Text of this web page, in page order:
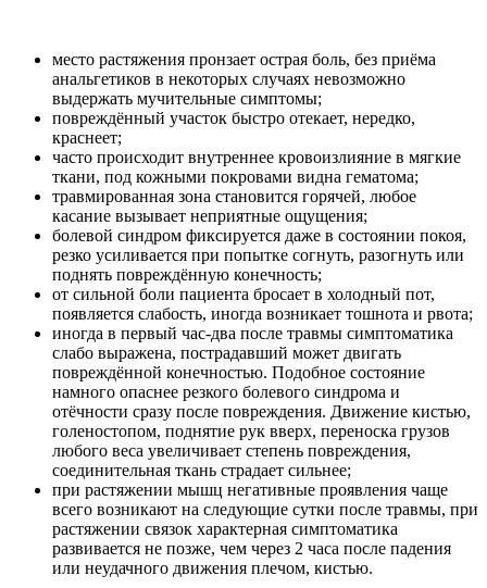
место растяжения пронзает острая боль, без приёма
анальгетиков в некоторых случаях невозможно
выдержать мучительные симптомы;
повреждённый участок быстро отекает, нередко,
краснеет;
часто происходит внутреннее кровоизлияние в мягкие
ткани, под кожными покровами видна гематома;
травмированная зона становится горячей, любое
касание вызывает неприятные ощущения;
болевой синдром фиксируется даже в состоянии покоя,
резко усиливается при попытке согнуть, разогнуть или
поднять повреждённую конечность;
от сильной боли пациента бросает в холодный пот,
появляется слабость, иногда возникает тошнота и рвота;
иногда в первый час-два после травмы симптоматика
слабо выражена, пострадавший может двигать
повреждённой конечностью. Подобное состояние
намного опаснее резкого болевого синдрома и
отёчности сразу после повреждения. Движение кистью,
голеностопом, поднятие рук вверх, переноска грузов
любого веса увеличивает степень повреждения,
соединительная ткань страдает сильнее;
при растяжении мышц негативные проявления чаще
всего возникают на следующие сутки после травмы, при
растяжении связок характерная симптоматика
развивается не позже, чем через 2 часа после падения
или неудачного движения плечом, кистью.